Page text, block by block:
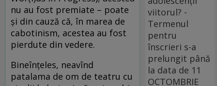
nu au fost premiate – poate
și din cauză că, în marea de
cabotinism, acestea au fost
pierdute din vedere.
Bineînțeles, neavînd
patalama de om de teatru cu
viitorul? -
Termenul
pentru
înscrieri s-a
prelungit până
la data de 11
OCTOMBRIE